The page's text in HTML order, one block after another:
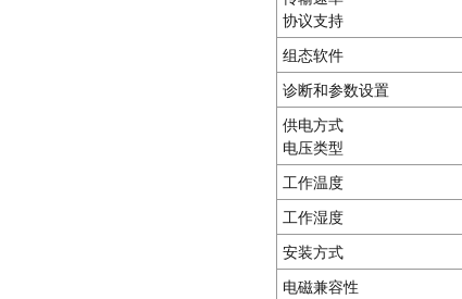
协议支持
组态软件
诊断和参数设置
供电方式
电压类型
工作温度
工作湿度
安装方式
电磁兼容性